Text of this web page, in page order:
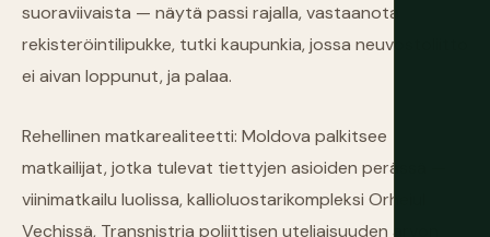
suoraviivaista — näytä passi rajalla, vastaanota
rekisteröintilipukke, tutki kaupunkia, jossa neuvostoliitto
ei aivan loppunut, ja palaa.
Rehellinen matkarealiteetti: Moldova palkitsee
matkailijat, jotka tulevat tiettyjen asioiden perässä —
viinimatkailu luolissa, kallioluostarikompleksi Orheiul
Vechissä, Transnistria poliittisen uteliaisuuden arvon